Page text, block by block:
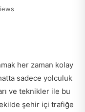
her zaman kolay
sadece yolculuk
ve teknikler ile bu
şehir içi trafiğe